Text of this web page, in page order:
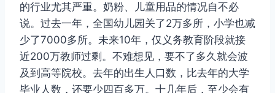
的行业尤其严重。奶粉、儿童用品的情况自不必
说。过去一年，全国幼儿园关了2万多所，小学也减
少了7000多所。未来10年，仅义务教育阶段就接
近200万教师过剩。不难想见，要不了多久就会波
及到高等院校。去年的出生人口数，比去年的大学
毕业人数，还要少四百多万。十几年后，至少会有